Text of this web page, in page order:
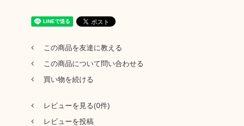
この商品を友達に教える
この商品について問い合わせる
買い物を続ける
レビューを見る(0件)
レビューを投稿